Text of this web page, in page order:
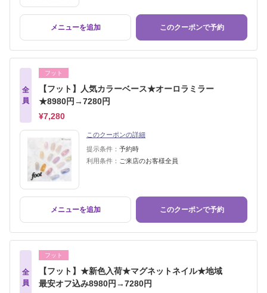
メニューを追加 このクーポンで予約
全
員
フット
【フット】人気カラーベース★オーロラミラー
★8980円→7280円
¥7,280
このクーポンの詳細
提示条件： 予約時
利用条件： ご来店のお客様全員
メニューを追加 このクーポンで予約
全
員
フット
【フット】★新色入荷★マグネットネイル★地域
最安オフ込み8980円→7280円